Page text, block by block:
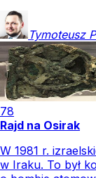
Tymoteusz
78
Rajd na Osirak
W 1981 r.
w Iraku. To był